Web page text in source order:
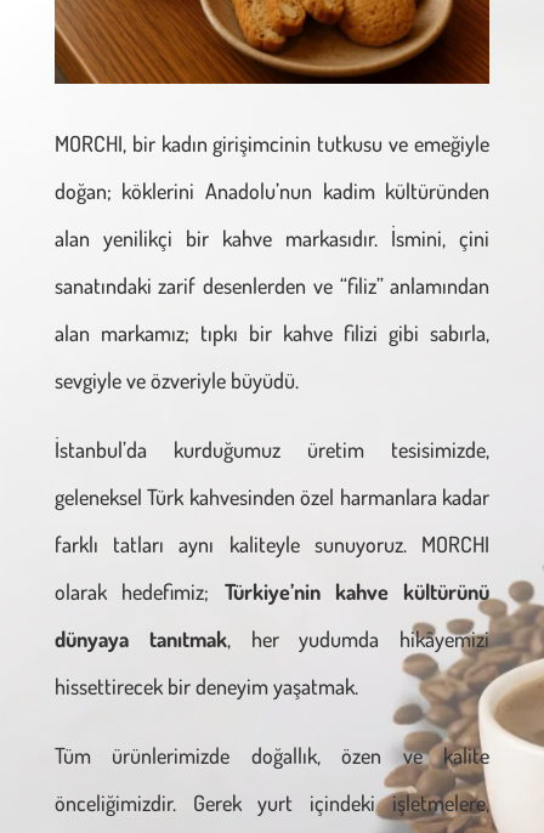
MORCHI, bir kadın girişimcinin tutkusu ve emeğiyle
doğan; köklerini Anadolu’nun kadim kültüründen
alan yenilikçi bir kahve markasıdır. İsmini, çini
sanatındaki zarif desenlerden ve “filiz” anlamından
alan markamız; tıpkı bir kahve filizi gibi sabırla,
sevgiyle ve özveriyle büyüdü.
İstanbul’da kurduğumuz üretim tesisimizde,
geleneksel Türk kahvesinden özel harmanlara kadar
farklı tatları aynı kaliteyle sunuyoruz. MORCHI
olarak hedefimiz; Türkiye’nin kahve kültürünü
dünyaya tanıtmak, her yudumda hikâyemizi
hissettirecek bir deneyim yaşatmak.
Tüm ürünlerimizde doğallık, özen ve kalite
önceliğimizdir. Gerek yurt içindeki işletmelere,